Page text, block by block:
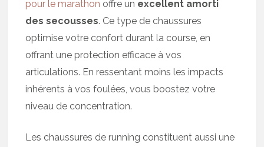
pour le marathon offre un excellent amorti
des secousses. Ce type de chaussures
optimise votre confort durant la course, en
offrant une protection efficace à vos
articulations. En ressentant moins les impacts
inhérents à vos foulées, vous boostez votre
niveau de concentration.
Les chaussures de running constituent aussi une